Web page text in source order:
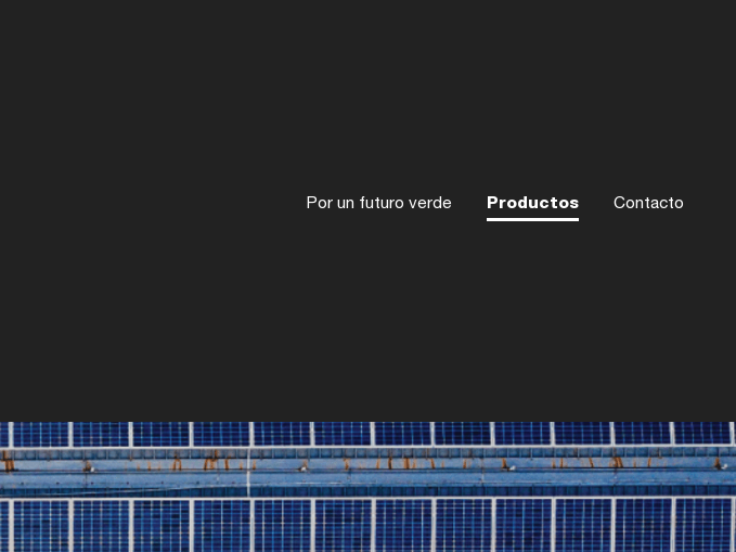
Por un futuro verde Productos Contacto